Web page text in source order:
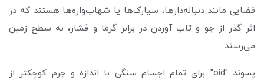
فضایی مانند دنباله‌دارها، سیارک‌ها یا شهاب‌واره‌ها هستند که در
اثر گذر از جو و تاب آوردن در برابر گرما و فشار، به سطح زمین
می‌رسند.
پسوند "oid" برای تمام اجسام سنگی با اندازه و جرم کوچکتر از